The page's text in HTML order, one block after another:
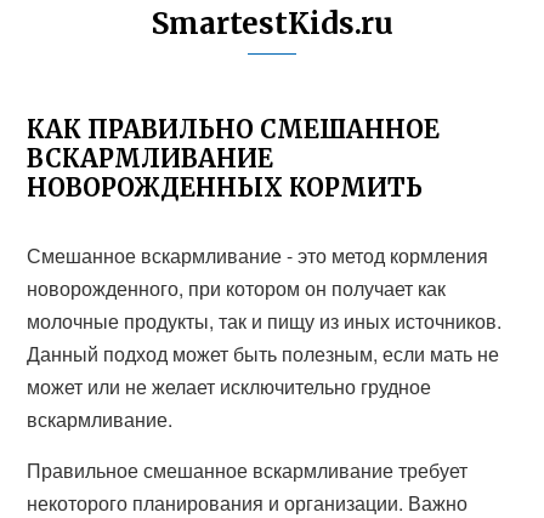
SmartestKids.ru
КАК ПРАВИЛЬНО СМЕШАННОЕ
ВСКАРМЛИВАНИЕ
НОВОРОЖДЕННЫХ КОРМИТЬ
Смешанное вскармливание - это метод кормления
новорожденного, при котором он получает как
молочные продукты, так и пищу из иных источников.
Данный подход может быть полезным, если мать не
может или не желает исключительно грудное
вскармливание.
Правильное смешанное вскармливание требует
некоторого планирования и организации. Важно